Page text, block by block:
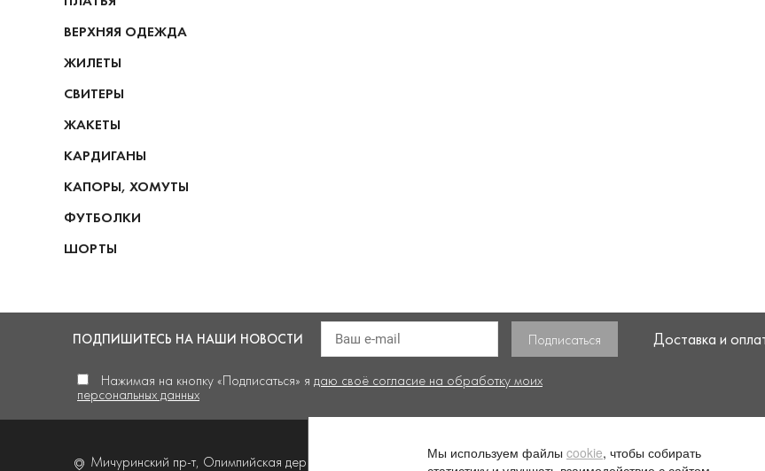
ВЕРХНЯЯ ОДЕЖДА
ЖИЛЕТЫ
СВИТЕРЫ
ЖАКЕТЫ
КАРДИГАНЫ
КАПОРЫ, ХОМУТЫ
ФУТБОЛКИ
ШОРТЫ
ПОДПИШИТЕСЬ НА НАШИ НОВОСТИ
Нажимая на кнопку «Подписаться» я даю своё согласие на обработку моих
персональных данных
Доставка и
Мичуринский пр-т, Олимпийская деревня, О компании
Мы используем файлы cookie, чтобы собирать